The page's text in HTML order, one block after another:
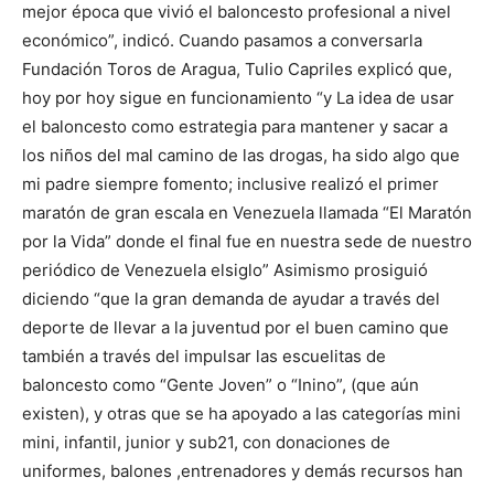
mejor época que vivió el baloncesto profesional a nivel
económico”, indicó. Cuando pasamos a conversarla
Fundación Toros de Aragua, Tulio Capriles explicó que,
hoy por hoy sigue en funcionamiento “y La idea de usar
el baloncesto como estrategia para mantener y sacar a
los niños del mal camino de las drogas, ha sido algo que
mi padre siempre fomento; inclusive realizó el primer
maratón de gran escala en Venezuela llamada “El Maratón
por la Vida” donde el final fue en nuestra sede de nuestro
periódico de Venezuela elsiglo” Asimismo prosiguió
diciendo “que la gran demanda de ayudar a través del
deporte de llevar a la juventud por el buen camino que
también a través del impulsar las escuelitas de
baloncesto como “Gente Joven” o “Inino”, (que aún
existen), y otras que se ha apoyado a las categorías mini
mini, infantil, junior y sub21, con donaciones de
uniformes, balones ,entrenadores y demás recursos han